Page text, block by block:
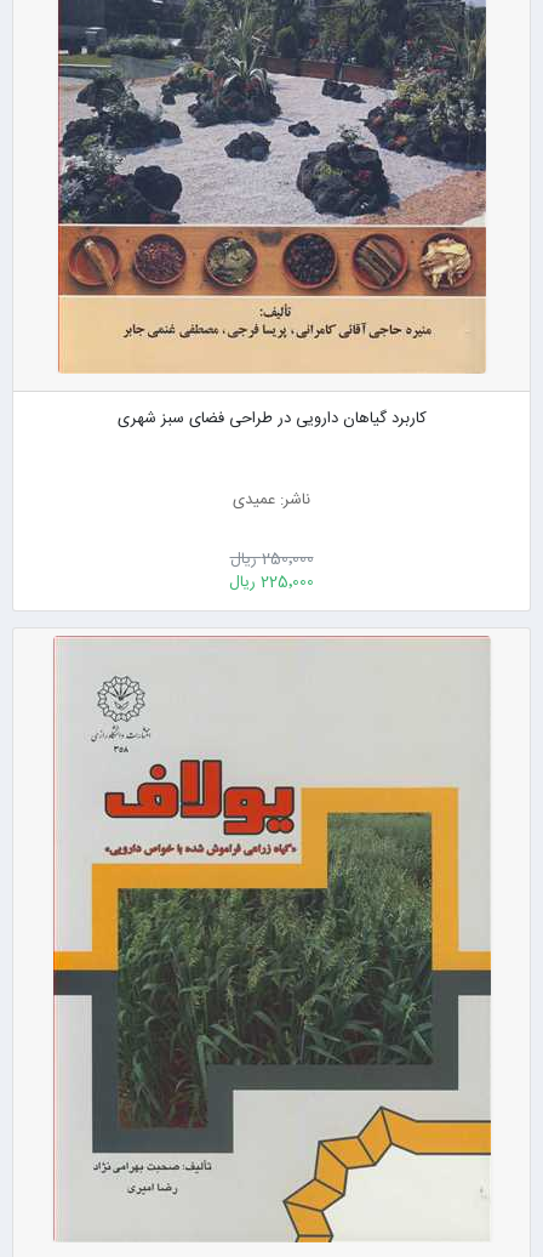
کاربرد گیاهان دارویی در طراحی فضای سبز شهری
ناشر: عمیدی
250٬000 ریال
225٬000 ریال